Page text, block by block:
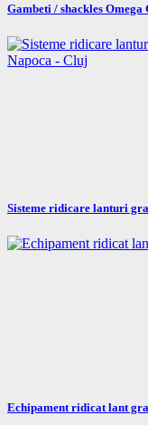
Gambeti / shackles Omega
Sisteme ridicare lanturi
Echipament ridicat lant